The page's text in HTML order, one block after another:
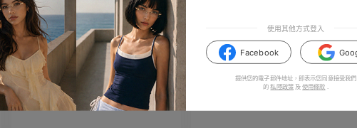
使用其他方式登入
Facebook
提供您的電子郵件地址，即表示您同意接受我們
的 私隱政策 及 使用條款 .